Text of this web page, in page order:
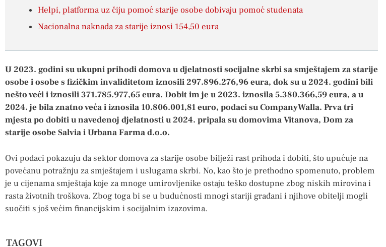
Helpi, platforma uz čiju pomoć starije osobe dobivaju pomoć studenata
Nacionalna naknada za starije iznosi 154,50 eura
U 2023. godini su ukupni prihodi domova u djelatnosti socijalne skrbi sa smještajem za starije
osobe i osobe s fizičkim invaliditetom iznosili 297.896.276,96 eura, dok su u 2024. godini bili
nešto veći i iznosili 371.785.977,65 eura. Dobit im je u 2023. iznosila 5.380.366,59 eura, a u
2024. je bila znatno veća i iznosila 10.806.001,81 euro, podaci su CompanyWalla. Prva tri
mjesta po dobiti u navedenoj djelatnosti u 2024. pripala su domovima Vitanova, Dom za
starije osobe Salvia i Urbana Farma d.o.o.
Ovi podaci pokazuju da sektor domova za starije osobe bilježi rast prihoda i dobiti, što upućuje na
povećanu potražnju za smještajem i uslugama skrbi. No, kao što je prethodno spomenuto, problem
je u cijenama smještaja koje za mnoge umirovljenike ostaju teško dostupne zbog niskih mirovina i
rasta životnih troškova. Zbog toga bi se u budućnosti mnogi stariji građani i njihove obitelji mogli
suočiti s još većim financijskim i socijalnim izazovima.
TAGOVI